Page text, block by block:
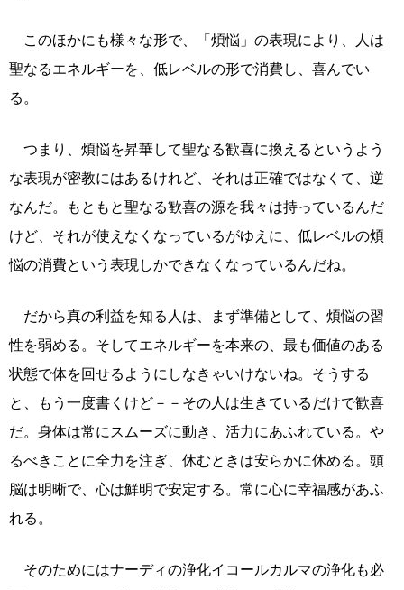
このほかにも様々な形で、「煩悩」の表現により、人は
聖なるエネルギーを、低レベルの形で消費し、喜んでい
る。
つまり、煩悩を昇華して聖なる歓喜に換えるというよう
な表現が密教にはあるけれど、それは正確ではなくて、逆
なんだ。もともと聖なる歓喜の源を我々は持っているんだ
けど、それが使えなくなっているがゆえに、低レベルの煩
悩の消費という表現しかできなくなっているんだね。
だから真の利益を知る人は、まず準備として、煩悩の習
性を弱める。そしてエネルギーを本来の、最も価値のある
状態で体を回せるようにしなきゃいけないね。そうする
と、もう一度書くけど－－その人は生きているだけで歓喜
だ。身体は常にスムーズに動き、活力にあふれている。や
るべきことに全力を注ぎ、休むときは安らかに休める。頭
脳は明晰で、心は鮮明で安定する。常に心に幸福感があふ
れる。
そのためにはナーディの浄化イコールカルマの浄化も必